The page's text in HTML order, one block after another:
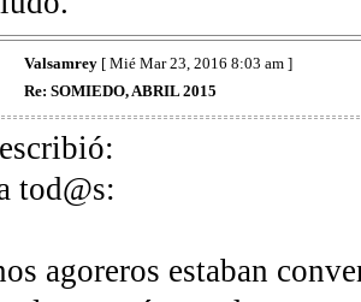
Valsamrey[ Mié Mar 23, 2016 8:03 am ]
Re: SOMIEDO, ABRIL 2015
tod@s:
agoreros estaban